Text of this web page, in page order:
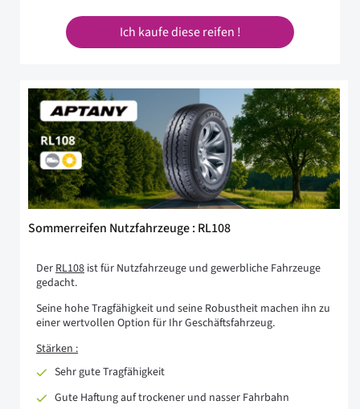
Ich kaufe diese reifen !
Sommerreifen Nutzfahrzeuge : RL108
DerRL108 ist für Nutzfahrzeuge und gewerbliche Fahrzeuge
gedacht.
Seine hohe Tragfähigkeit und seine Robustheit machen ihn zu
einer wertvollen Option für Ihr Geschäftsfahrzeug.
Stärken :
Sehr gute Tragfähigkeit
Gute Haftung auf trockener und nasser Fahrbahn